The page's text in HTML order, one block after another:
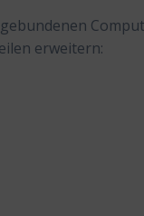
erweitern: